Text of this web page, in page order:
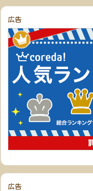
広告
広告